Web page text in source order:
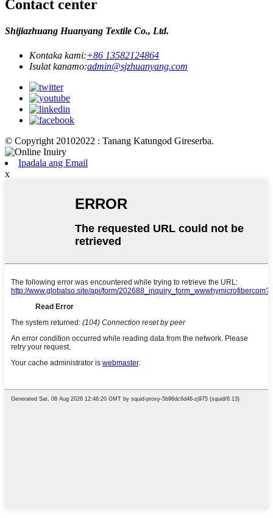
Contact center
Shijiazhuang Huanyang Textile Co., Ltd.
Kontaka kami:+86 13582124864
Isulat kanamo:admin@sjzhuanyang.com
© Copyright 20102022 : Tanang Katungod Gireserba.
Ipadala ang Email
x